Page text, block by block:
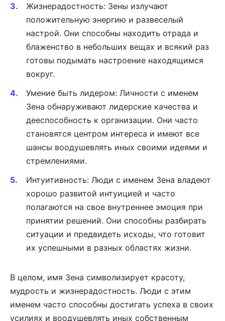
Жизнерадостность: Зены излучают
положительную энергию и развеселый
настрой. Они способны находить отрада и
блаженство в небольших вещах и всякий раз
готовы подымать настроение находящимся
вокруг.
Умение быть лидером: Личности с именем
Зена обнаруживают лидерские качества и
дееспособность к организации. Они часто
становятся центром интереса и имеют все
шансы воодушевлять иных своими идеями и
стремлениями.
Интуитивность: Люди с именем Зена владеют
хорошо развитой интуицией и часто
полагаются на свое внутреннее эмоция при
принятии решений. Они способны разбирать
ситуации и предвидеть исходы, что готовит
их успешными в разных областях жизни.
В целом, имя Зена символизирует красоту,
мудрость и жизнерадостность. Люди с этим
именем часто способны достигать успеха в своих
усилиях и воодушевлять иных собственным